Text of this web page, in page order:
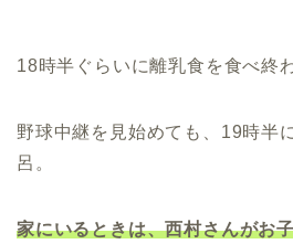
18時半ぐらいに離乳食を食べ終
野球中継を見始めても、19時半
呂。
家にいるときは、西村さんがお